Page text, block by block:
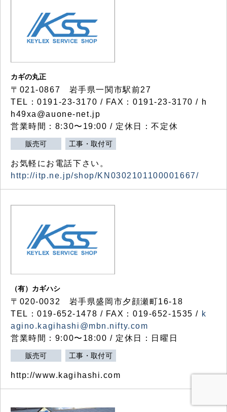
カギの丸正
〒021-0867 岩手県一関市駅前27
TEL：0191-23-3170 / FAX：0191-23-3170 / h
h49xa@auone-net.jp
営業時間：8:30〜19:00 / 定休日：不定休
販売可 工事・取付可
お気軽にお電話下さい。
http://itp.ne.jp/shop/KN0302101100001667/
（有）カギハシ
〒020-0032 岩手県盛岡市夕顔瀬町16-18
TEL：019-652-1478 / FAX：019-652-1535 / k
agino.kagihashi@mbn.nifty.com
営業時間：9:00〜18:00 / 定休日：日曜日
販売可 工事・取付可
http://www.kagihashi.com